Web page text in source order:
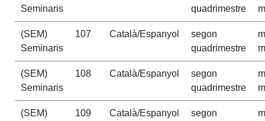
Seminaris
quadrimestre
(SEM)
Seminaris
107 Català/Espanyol
segon
quadrimestre
(SEM)
Seminaris
108 Català/Espanyol
segon
quadrimestre
(SEM)
109 Català/Espanyol
segon